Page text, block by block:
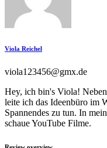
Viola Reichel
viola123456@gmx.de
Hey, ich bin's Viola!
leite ich das Ideenbüro im
Spannendes zu tun. In
schaue YouTube Filme.